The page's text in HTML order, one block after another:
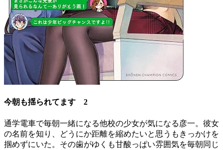
今朝も揺られてます 2
通学電車で毎朝一緒になる他校の少女が気になる彦一。彼女
の名前を知り、どうにか距離を縮めたいと思うもきっかけを
掴めずにいた。その歯がゆくも甘酸っぱい雰囲気を毎朝同じ